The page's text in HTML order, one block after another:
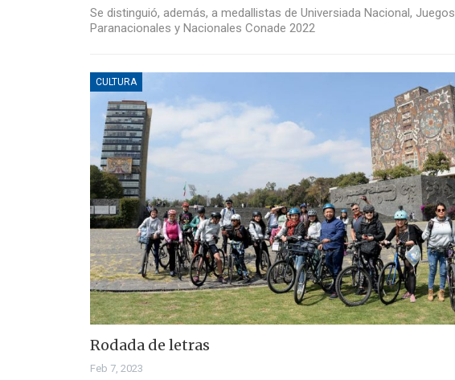
Se distinguió, además, a medallistas de Universiada Nacional, Juegos
Paranacionales y Nacionales Conade 2022
CULTURA
Rodada de letras
Feb 7, 2023